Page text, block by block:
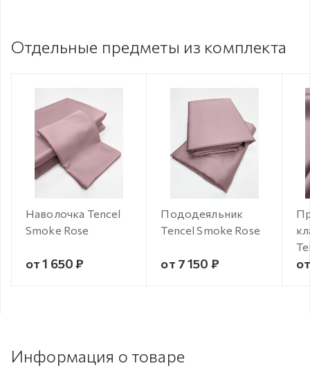
Отдельные предметы из комплекта
Наволочка Tencel
Smoke Rose
от 1 650 ₽
Пододеяльник
Tencel Smoke Rose
от 7 150 ₽
Информация о товаре